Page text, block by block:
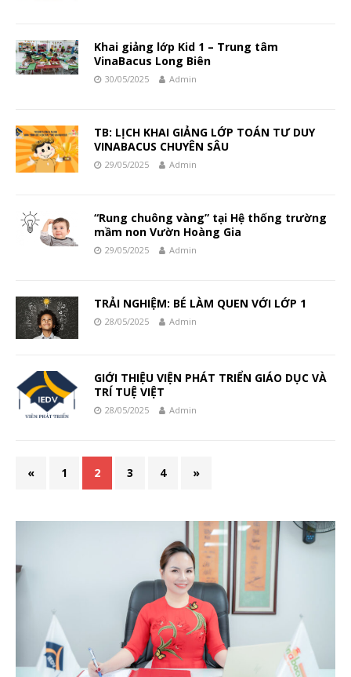
Khai giảng lớp Kid 1 – Trung tâm
VinaBacus Long Biên
30/05/2025 Admin
TB: LỊCH KHAI GIẢNG LỚP TOÁN TƯ DUY
VINABACUS CHUYÊN SÂU
29/05/2025 Admin
“Rung chuông vàng” tại Hệ thống trường
mầm non Vườn Hoàng Gia
29/05/2025 Admin
TRẢI NGHIỆM: BÉ LÀM QUEN VỚI LỚP 1
28/05/2025 Admin
GIỚI THIỆU VIỆN PHÁT TRIỂN GIÁO DỤC VÀ
TRÍ TUỆ VIỆT
28/05/2025 Admin
« 1 2 3 4 »